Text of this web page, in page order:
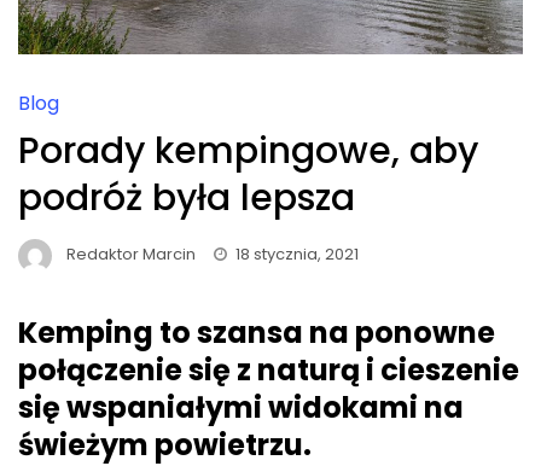
Blog
Porady kempingowe, aby
podróż była lepsza
Redaktor Marcin 18 stycznia, 2021
Kemping to szansa na ponowne
połączenie się z naturą i cieszenie
się wspaniałymi widokami na
świeżym powietrzu.